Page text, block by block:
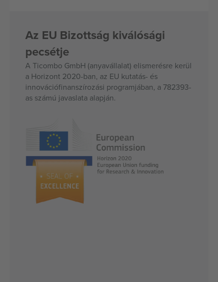
Az EU Bizottság kiválósági
pecsétje
A Ticombo GmbH (anyavállalat) elismerésre kerül
a Horizont 2020-ban, az EU kutatás- és
innovációfinanszírozási programjában, a 782393-
as számú javaslata alapján.